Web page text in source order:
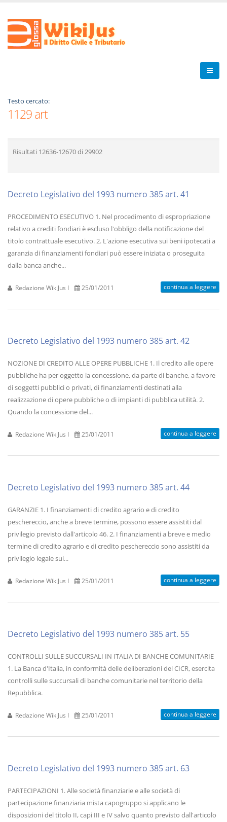
Testo cercato:
1129 art
Risultati 12636-12670di 29902
Decreto Legislativo del 1993 numero 385 art. 41
PROCEDIMENTO ESECUTIVO 1. Nel procedimento di espropriazione
relativo a crediti fondiari è escluso l'obbligo della notificazione del
titolo contrattuale esecutivo. 2. L'azione esecutiva sui beni ipotecati a
garanzia di finanziamenti fondiari può essere iniziata o proseguita
dalla banca anche...
Redazione WikiJus I 25/01/2011 continua a leggere
Decreto Legislativo del 1993 numero 385 art. 42
NOZIONE DI CREDITO ALLE OPERE PUBBLICHE 1. Il credito alle opere
pubbliche ha per oggetto la concessione, da parte di banche, a favore
di soggetti pubblici o privati, di finanziamenti destinati alla
realizzazione di opere pubbliche o di impianti di pubblica utilità. 2.
Quando la concessione del...
Redazione WikiJus I 25/01/2011 continua a leggere
Decreto Legislativo del 1993 numero 385 art. 44
GARANZIE 1. I finanziamenti di credito agrario e di credito
peschereccio, anche a breve termine, possono essere assistiti dal
privilegio previsto dall'articolo 46. 2. I finanziamenti a breve e medio
termine di credito agrario e di credito peschereccio sono assistiti da
privilegio legale sui...
Redazione WikiJus I 25/01/2011 continua a leggere
Decreto Legislativo del 1993 numero 385 art. 55
CONTROLLI SULLE SUCCURSALI IN ITALIA DI BANCHE COMUNITARIE
1. La Banca d'Italia, in conformità delle deliberazioni del CICR, esercita
controlli sulle succursali di banche comunitarie nel territorio della
Repubblica.
Redazione WikiJus I 25/01/2011 continua a leggere
Decreto Legislativo del 1993 numero 385 art. 63
PARTECIPAZIONI 1. Alle società finanziarie e alle società di
partecipazione finanziaria mista capogruppo si applicano le
disposizioni del titolo II, capi III e IV salvo quanto previsto dall'articolo